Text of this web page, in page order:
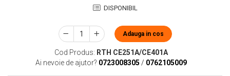
DISPONIBIL
Adauga in cos
Cod Produs: RTH CE251A/CE401A
Ai nevoie de ajutor? 0723008305 / 0762105009